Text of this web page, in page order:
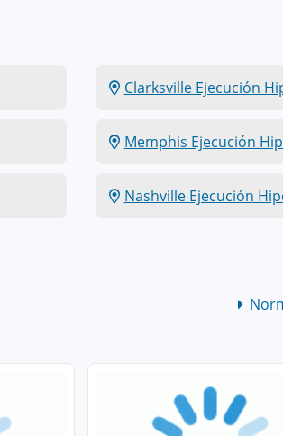
Clarksville Ejecución
Memphis Ejecución
Nashville Ejecución